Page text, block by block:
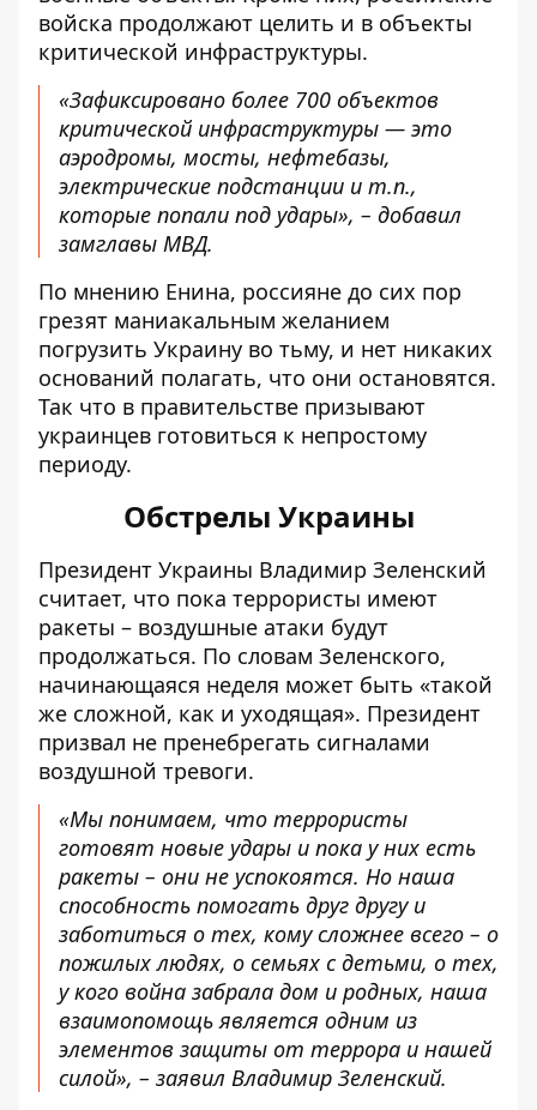
войска продолжают целить и в объекты
критической инфраструктуры.
«Зафиксировано более 700 объектов
критической инфраструктуры — это
аэродромы, мосты, нефтебазы,
электрические подстанции и т.п.,
которые попали под удары», – добавил
замглавы МВД.
По мнению Енина, россияне до сих пор
грезят маниакальным желанием
погрузить Украину во тьму, и нет никаких
оснований полагать, что они остановятся.
Так что в правительстве призывают
украинцев готовиться к непростому
периоду.
Обстрелы Украины
Президент Украины Владимир Зеленский
считает, что пока террористы имеют
ракеты – воздушные атаки будут
продолжаться. По словам Зеленского,
начинающаяся неделя может быть «такой
же сложной, как и уходящая». Президент
призвал не пренебрегать сигналами
воздушной тревоги.
«Мы понимаем, что террористы
готовят новые удары и пока у них есть
ракеты – они не успокоятся. Но наша
способность помогать друг другу и
заботиться о тех, кому сложнее всего – о
пожилых людях, о семьях с детьми, о тех,
у кого война забрала дом и родных, наша
взаимопомощь является одним из
элементов защиты от террора и нашей
силой», – заявил Владимир Зеленский.